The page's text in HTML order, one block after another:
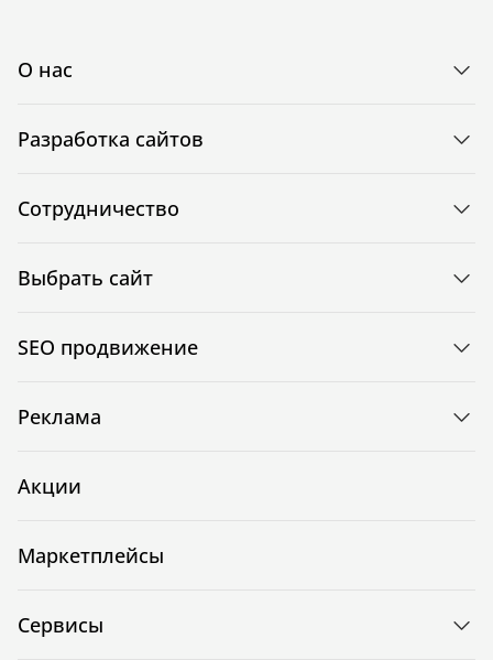
О нас
Разработка сайтов
Сотрудничество
Выбрать сайт
SEO продвижение
Реклама
Акции
Маркетплейсы
Сервисы